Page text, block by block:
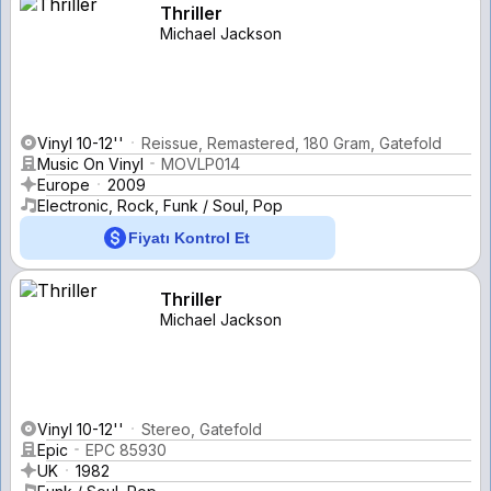
Thriller
Michael Jackson
Vinyl 10-12''
Reissue, Remastered, 180 Gram, Gatefold
Music On Vinyl
MOVLP014
Europe
2009
Electronic, Rock, Funk / Soul, Pop
Fiyatı Kontrol Et
Thriller
Michael Jackson
Vinyl 10-12''
Stereo, Gatefold
Epic
EPC 85930
UK
1982